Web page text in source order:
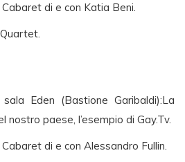
di e con Katia Beni.
Eden (Bastione Garibaldi):La
nostro paese, l’esempio di Gay.Tv.
di e con Alessandro Fullin.